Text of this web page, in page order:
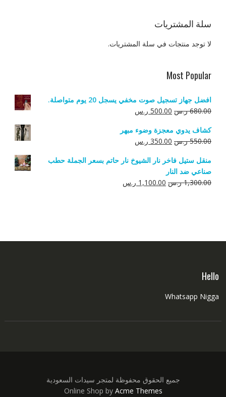
سلة المشتريات
لا توجد منتجات في سلة المشتريات.
Most Popular
افضل جهاز تسجيل صوت مخفي يسجل 20 يوم متواصلة.
680.00 ر.س السعر
هو:
680.00 ر.س.
500.00 ر.سالسعر
هو:
500.00 ر.س.
كشاف يدوي معجزة وضوء مبهر
550.00 ر.س السعر
هو:
550.00 ر.س.
350.00 ر.سالسعر
هو:
منقل ستيل فاخر نار الشيوخ نار حاتم بسعر الجملة حطب
صناعي ضد النار
1,300.00 ر.س السعر
1,100.00 ر.سالسعر
Hello
Whatsapp Nigga
جميع الحقوق محفوظة لمتجر سيدات السعودية
Online Shop by Acme Themes